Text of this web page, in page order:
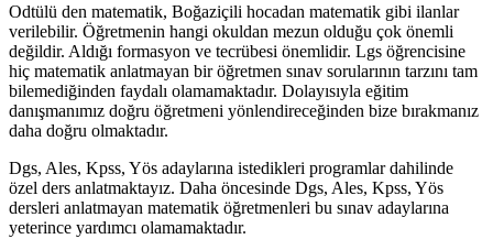
Odtülü den matematik, Boğaziçili hocadan matematik gibi ilanlar
verilebilir. Öğretmenin hangi okuldan mezun olduğu çok önemli
değildir. Aldığı formasyon ve tecrübesi önemlidir. Lgs öğrencisine
hiç matematik anlatmayan bir öğretmen sınav sorularının tarzını tam
bilemediğinden faydalı olamamaktadır. Dolayısıyla eğitim
danışmanımız doğru öğretmeni yönlendireceğinden bize bırakmanız
daha doğru olmaktadır.
Dgs, Ales, Kpss, Yös adaylarına istedikleri programlar dahilinde
özel ders anlatmaktayız. Daha öncesinde Dgs, Ales, Kpss, Yös
dersleri anlatmayan matematik öğretmenleri bu sınav adaylarına
yeterince yardımcı olamamaktadır.